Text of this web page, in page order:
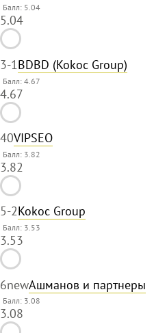
Балл: 5.04
5.04
3-1BDBD (Kokoc Group)
Балл: 4.67
4.67
40VIPSEO
Балл: 3.82
3.82
5-2Kokoc Group
Балл: 3.53
3.53
6newАшманов и партнеры
Балл: 3.08
3.08